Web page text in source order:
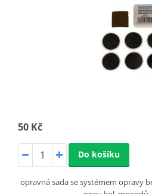
50 Kč
Do košíku
opravná sada se systémem opravy